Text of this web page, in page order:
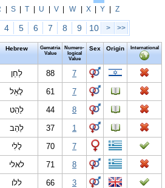
S T U V W X Y Z
4 5 6 7 8 9 10 > >>
Hebrew
Gematria
Value
Numero-
logical
Value
Sex Origin International
לַחַן 88
7
לָאֵל 61
7
לַהַט 44
8
לַהַב 37
1
לָלִי 70
7
לאלי 71
8
ללו 66
3